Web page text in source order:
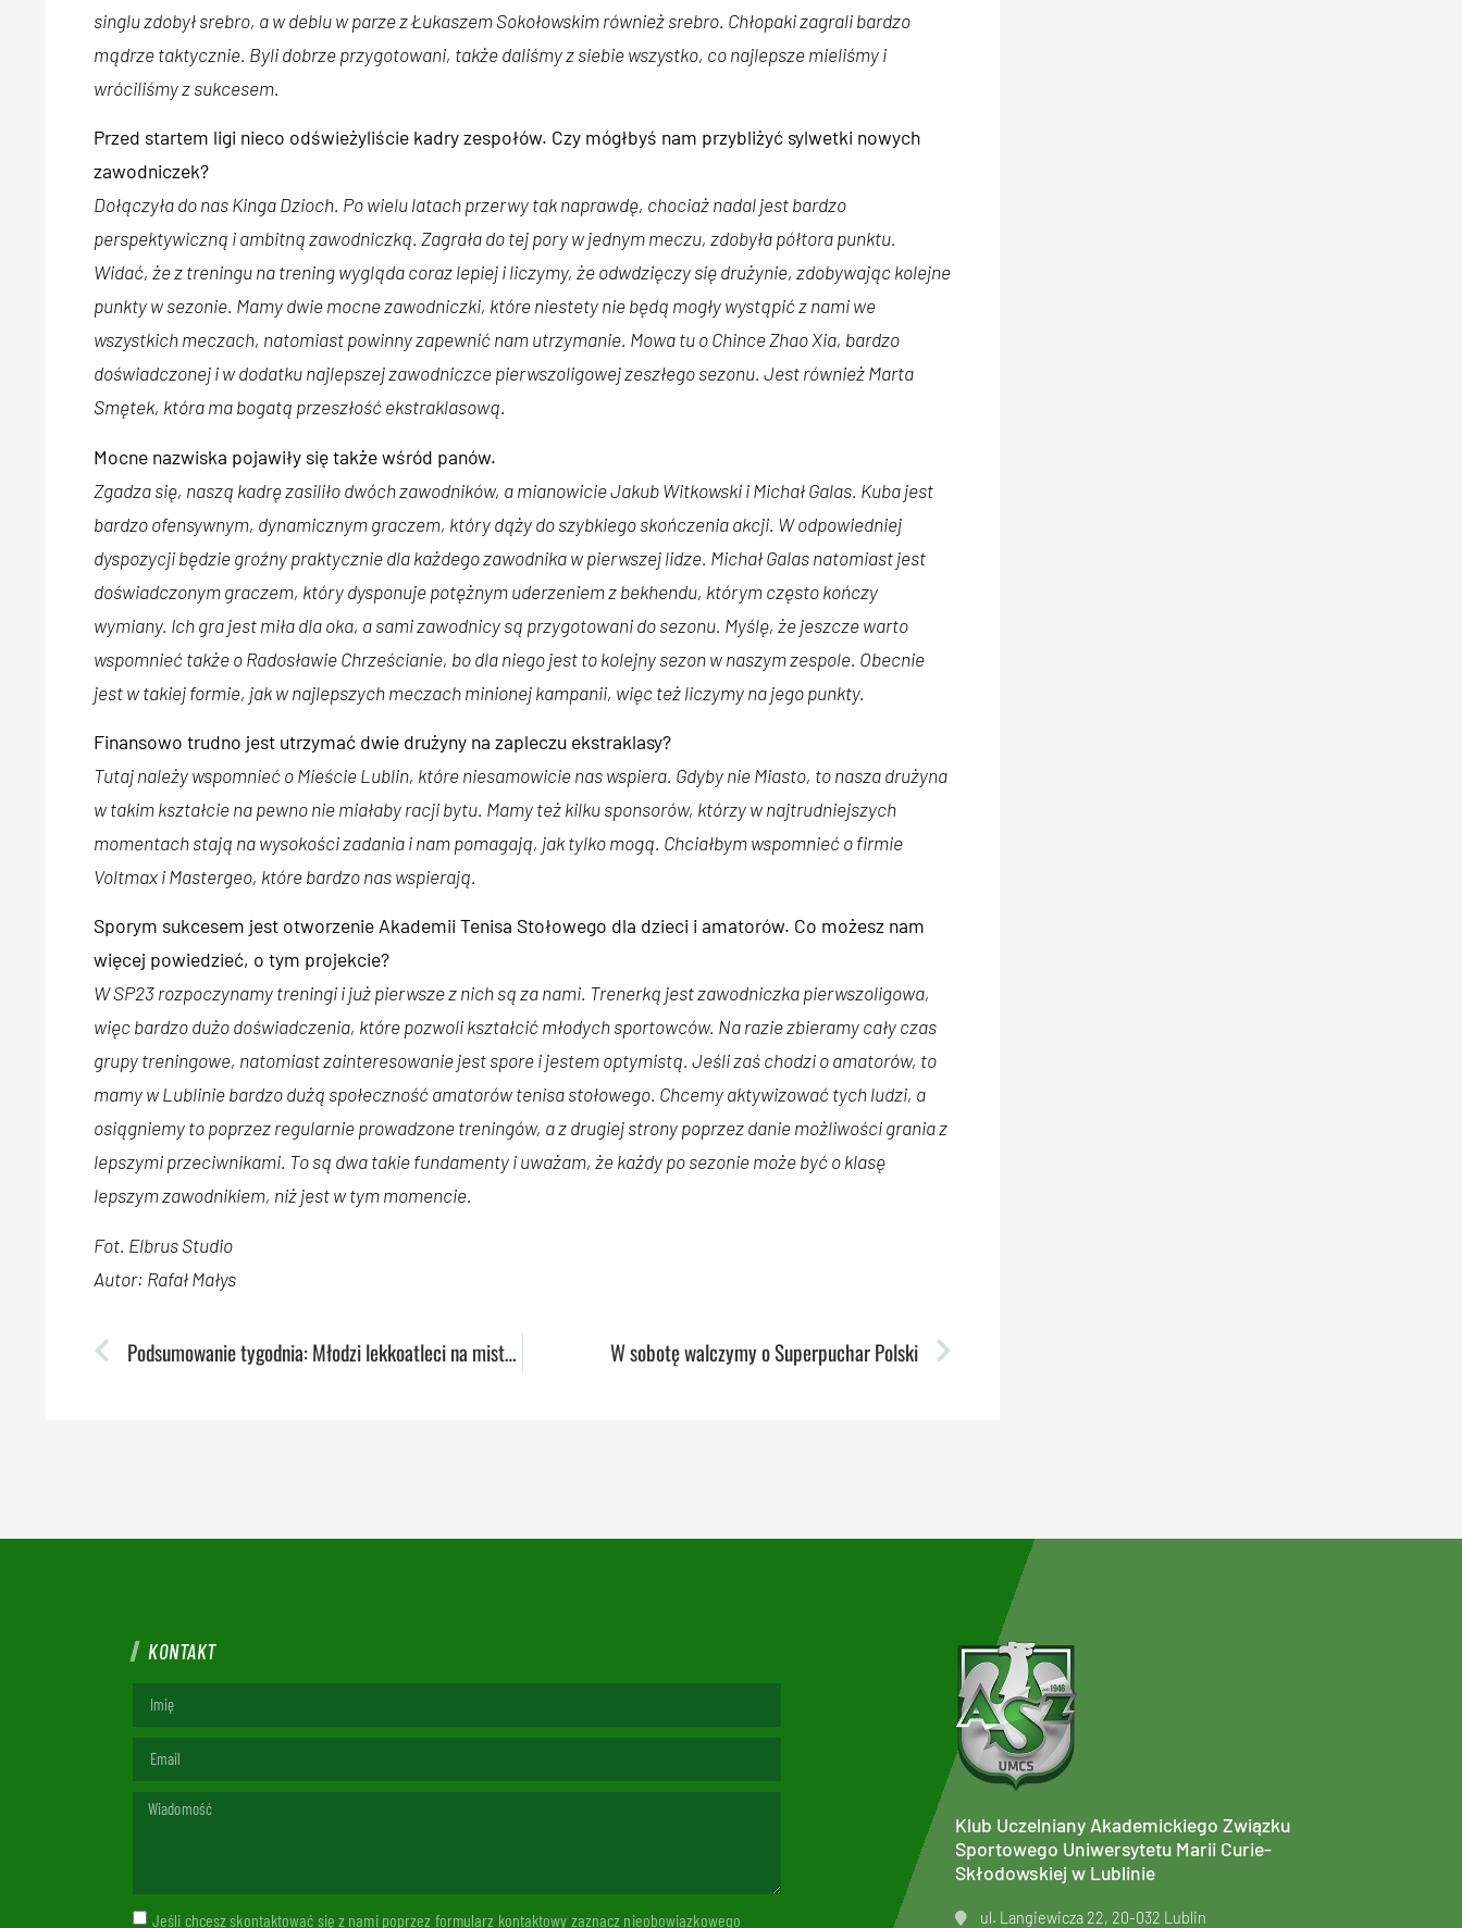
singlu zdobył srebro, a w deblu w parze z Łukaszem Sokołowskim również srebro. Chłopaki zagrali bardzo
mądrze taktycznie. Byli dobrze przygotowani, także daliśmy z siebie wszystko, co najlepsze mieliśmy i
wróciliśmy z sukcesem.
Przed startem ligi nieco odświeżyliście kadry zespołów. Czy mógłbyś nam przybliżyć sylwetki nowych
zawodniczek?
Dołączyła do nas Kinga Dzioch. Po wielu latach przerwy tak naprawdę, chociaż nadal jest bardzo
perspektywiczną i ambitną zawodniczką. Zagrała do tej pory w jednym meczu, zdobyła półtora punktu.
Widać, że z treningu na trening wygląda coraz lepiej i liczymy, że odwdzięczy się drużynie, zdobywając kolejne
punkty w sezonie. Mamy dwie mocne zawodniczki, które niestety nie będą mogły wystąpić z nami we
wszystkich meczach, natomiast powinny zapewnić nam utrzymanie. Mowa tu o Chince Zhao Xia, bardzo
doświadczonej i w dodatku najlepszej zawodniczce pierwszoligowej zeszłego sezonu. Jest również Marta
Smętek, która ma bogatą przeszłość ekstraklasową.
Mocne nazwiska pojawiły się także wśród panów.
Zgadza się, naszą kadrę zasiliło dwóch zawodników, a mianowicie Jakub Witkowski i Michał Galas. Kuba jest
bardzo ofensywnym, dynamicznym graczem, który dąży do szybkiego skończenia akcji. W odpowiedniej
dyspozycji będzie groźny praktycznie dla każdego zawodnika w pierwszej lidze. Michał Galas natomiast jest
doświadczonym graczem, który dysponuje potężnym uderzeniem z bekhendu, którym często kończy
wymiany. Ich gra jest miła dla oka, a sami zawodnicy są przygotowani do sezonu. Myślę, że jeszcze warto
wspomnieć także o Radosławie Chrześcianie, bo dla niego jest to kolejny sezon w naszym zespole. Obecnie
jest w takiej formie, jak w najlepszych meczach minionej kampanii, więc też liczymy na jego punkty.
Finansowo trudno jest utrzymać dwie drużyny na zapleczu ekstraklasy?
Tutaj należy wspomnieć o Mieście Lublin, które niesamowicie nas wspiera. Gdyby nie Miasto, to nasza drużyna
w takim kształcie na pewno nie miałaby racji bytu. Mamy też kilku sponsorów, którzy w najtrudniejszych
momentach stają na wysokości zadania i nam pomagają, jak tylko mogą. Chciałbym wspomnieć o firmie
Voltmax i Mastergeo, które bardzo nas wspierają.
Sporym sukcesem jest otworzenie Akademii Tenisa Stołowego dla dzieci i amatorów. Co możesz nam
więcej powiedzieć, o tym projekcie?
W SP23 rozpoczynamy treningi i już pierwsze z nich są za nami. Trenerką jest zawodniczka pierwszoligowa,
więc bardzo dużo doświadczenia, które pozwoli kształcić młodych sportowców. Na razie zbieramy cały czas
grupy treningowe, natomiast zainteresowanie jest spore i jestem optymistą. Jeśli zaś chodzi o amatorów, to
mamy w Lublinie bardzo dużą społeczność amatorów tenisa stołowego. Chcemy aktywizować tych ludzi, a
osiągniemy to poprzez regularnie prowadzone treningów, a z drugiej strony poprzez danie możliwości grania z
lepszymi przeciwnikami. To są dwa takie fundamenty i uważam, że każdy po sezonie może być o klasę
lepszym zawodnikiem, niż jest w tym momencie.
Fot. Elbrus Studio
Autor: Rafał Małys
Podsumowanie tygodnia: Młodzi lekkoatleci na mistrzostwach w Słubicach W sobotę walczymy o Superpuchar Polski
KONTAKT
Jeśli chcesz skontaktować się z nami poprzez formularz kontaktowy zaznacz nieobowiązkowego
Klub Uczelniany Akademickiego Związku
Sportowego Uniwersytetu Marii Curie-
Skłodowskiej w Lublinie
ul. Langiewicza 22, 20-032 Lublin